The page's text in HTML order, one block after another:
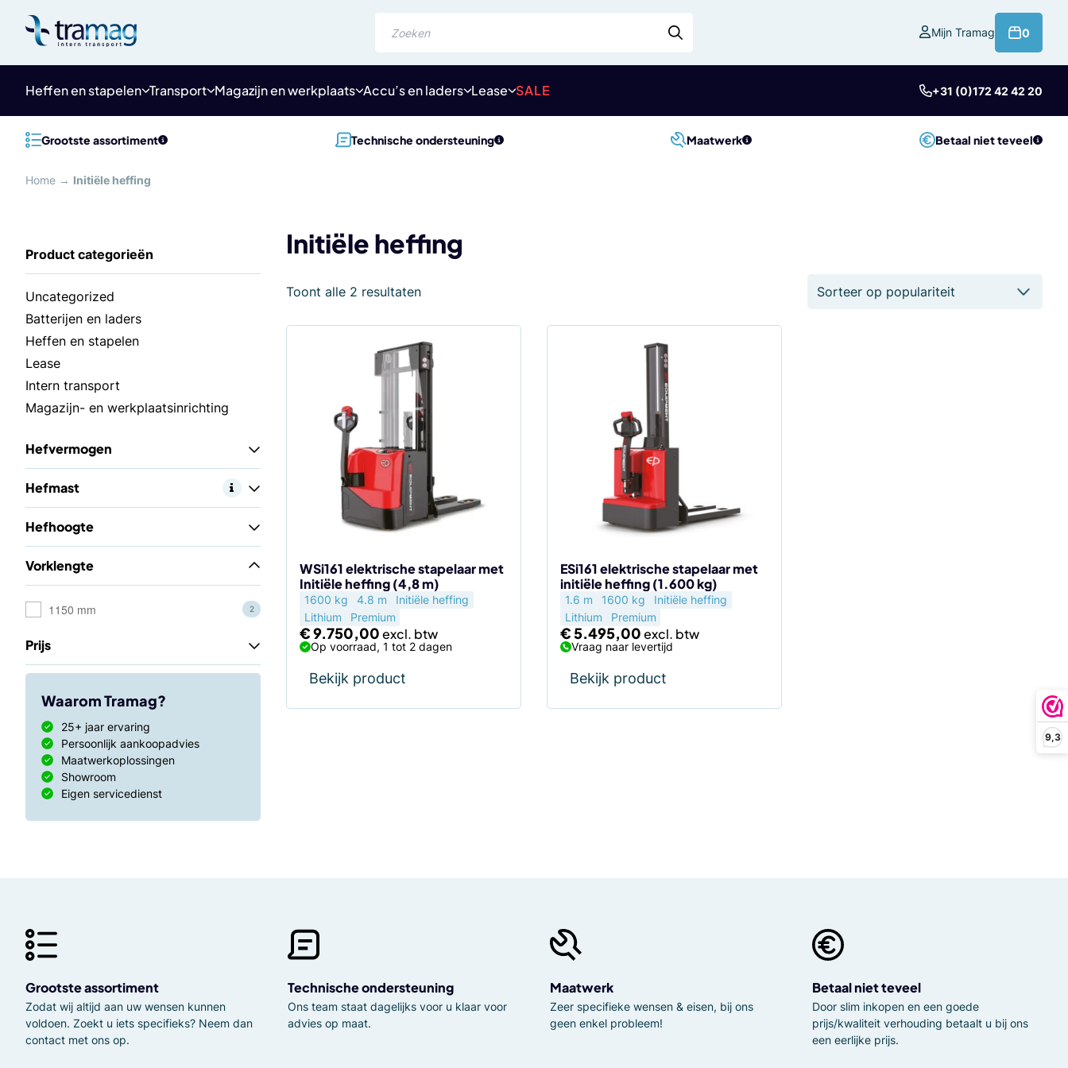
9,3
content
Mijn Tramag
0
Heffen en stapelen Transport Magazijn en werkplaats Accu’s en laders Lease SALE +31 (0)172 42 42 20
Grootste assortiment Technische ondersteuning Maatwerk Betaal niet teveel
Home → Initiële heffing
Initiële heffing
Uncategorized
Batterijen en laders
Heffen en stapelen
Lease
Intern transport
Magazijn- en werkplaatsinrichting
Hefvermogen
Hefmast
Hefhoogte
Vorklengte
1150 mm 2
Prijs
Waarom Tramag?
25+ jaar ervaring
Persoonlijk aankoopadvies
Maatwerkoplossingen
Showroom
Eigen servicedienst
Toont alle 2 resultatenGesorteerd
populariteit
WSi161 elektrische stapelaar met
Initiële heffing (4,8 m)
1600 kg 4.8 m
Initiële heffing
Lithium
Premium
€9.750,00
Op voorraad, 1 tot 2 dagen
Bekijk product
ESi161 elektrische stapelaar met
initiële heffing (1.600 kg)
1.6 m 1600 kg
Initiële heffing
Lithium
Premium
€5.495,00
Vraag naar levertijd
Bekijk product
Grootste assortiment
Zodat wij altijd aan uw wensen kunnen
voldoen. Zoekt u iets specifieks? Neem dan
contact met ons op.
Technische ondersteuning
Ons team staat dagelijks voor u klaar voor
advies op maat.
Maatwerk
Zeer specifieke wensen & eisen, bij ons
geen enkel probleem!
Betaal niet teveel
Door slim inkopen en een goede
prijs/kwaliteit verhouding betaalt u bij ons
een eerlijke prijs.